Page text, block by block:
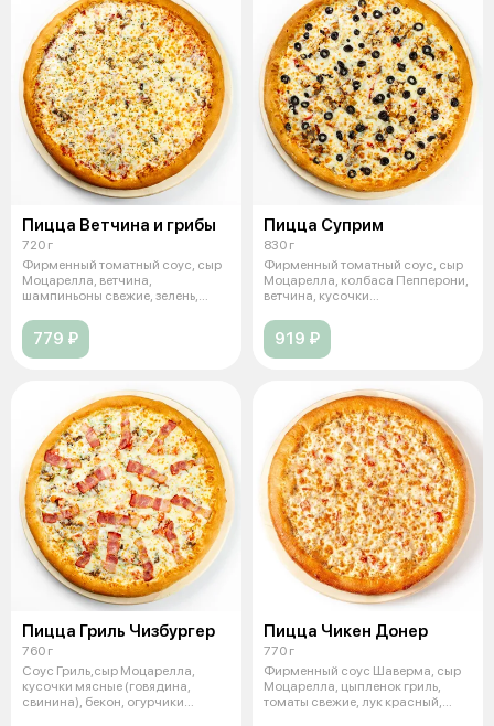
Пицца Ветчина и грибы
720 г
Фирменный томатный соус, сыр
Моцарелла, ветчина,
шампиньоны свежие, зелень,
779 ₽
Пицца Суприм
830 г
Фирменный томатный соус, сыр
Моцарелла, колбаса Пепперони,
ветчина, кусочки
919 ₽
Пицца Гриль Чизбургер
760 г
Соус Гриль,сыр Моцарелла,
кусочки мясные (говядина,
свинина), бекон, огурчики
Пицца Чикен Донер
770 г
Фирменный соус Шаверма, сыр
Моцарелла, цыпленок гриль,
томаты свежие, лук красный,